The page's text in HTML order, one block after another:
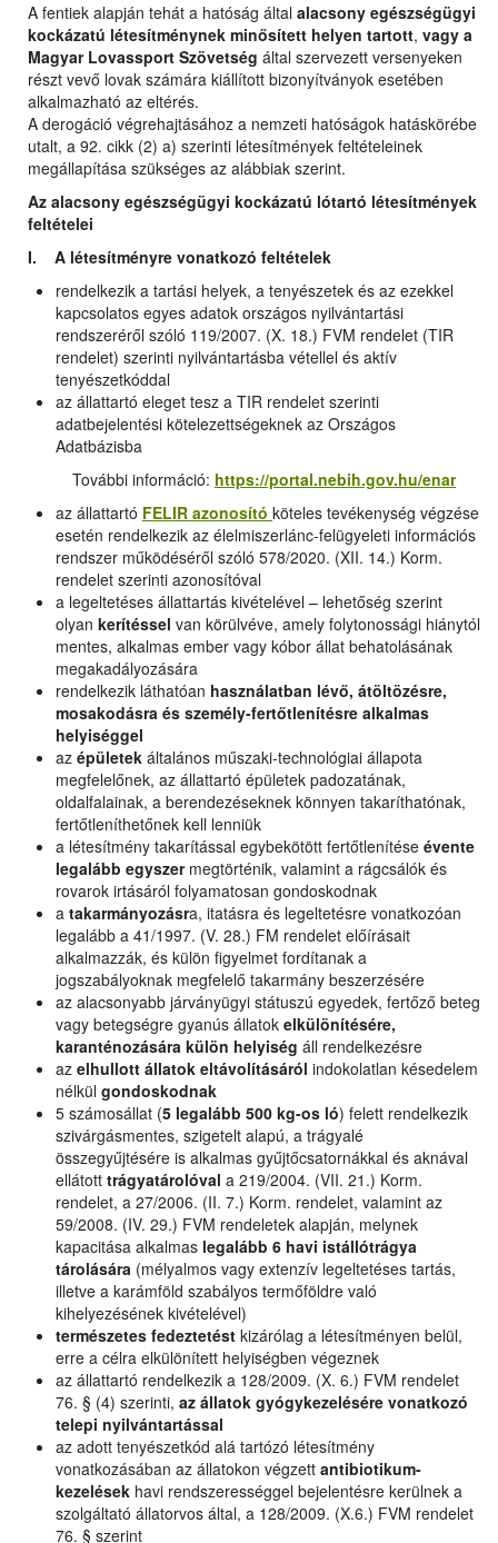
A fentiek alapján tehát a hatóság által alacsony egészségügyi
kockázatú létesítménynek minősített helyen tartott, vagy a
Magyar Lovassport Szövetség által szervezett versenyeken
részt vevő lovak számára kiállított bizonyítványok esetében
alkalmazható az eltérés.
A derogáció végrehajtásához a nemzeti hatóságok hatáskörébe
utalt, a 92. cikk (2) a) szerinti létesítmények feltételeinek
megállapítása szükséges az alábbiak szerint.
Az alacsony egészségügyi kockázatú lótartó létesítmények
feltételei
I. A létesítményre vonatkozó feltételek
rendelkezik a tartási helyek, a tenyészetek és az ezekkel
kapcsolatos egyes adatok országos nyilvántartási
rendszeréről szóló 119/2007. (X. 18.) FVM rendelet (TIR
rendelet) szerinti nyilvántartásba vétellel és aktív
tenyészetkóddal
az állattartó eleget tesz a TIR rendelet szerinti
adatbejelentési kötelezettségeknek az Országos
Adatbázisba
További információ: https://portal.nebih.gov.hu/enar
az állattartó FELIR azonosító köteles tevékenység végzése
esetén rendelkezik az élelmiszerlánc-felügyeleti információs
rendszer működéséről szóló 578/2020. (XII. 14.) Korm.
rendelet szerinti azonosítóval
a legeltetéses állattartás kivételével – lehetőség szerint
olyan kerítéssel van körülvéve, amely folytonossági hiánytól
mentes, alkalmas ember vagy kóbor állat behatolásának
megakadályozására
rendelkezik láthatóan használatban lévő, átöltözésre,
mosakodásra és személy-fertőtlenítésre alkalmas
helyiséggel
az épületek általános műszaki-technológiai állapota
megfelelőnek, az állattartó épületek padozatának,
oldalfalainak, a berendezéseknek könnyen takaríthatónak,
fertőtleníthetőnek kell lenniük
a létesítmény takarítással egybekötött fertőtlenítése évente
legalább egyszer megtörténik, valamint a rágcsálók és
rovarok irtásáról folyamatosan gondoskodnak
a takarmányozásra, itatásra és legeltetésre vonatkozóan
legalább a 41/1997. (V. 28.) FM rendelet előírásait
alkalmazzák, és külön figyelmet fordítanak a
jogszabályoknak megfelelő takarmány beszerzésére
az alacsonyabb járványügyi státuszú egyedek, fertőző beteg
vagy betegségre gyanús állatok elkülönítésére,
karanténozására külön helyiség áll rendelkezésre
az elhullott állatok eltávolításáról indokolatlan késedelem
nélkül gondoskodnak
5 számosállat (5 legalább 500 kg-os ló) felett rendelkezik
szivárgásmentes, szigetelt alapú, a trágyalé
összegyűjtésére is alkalmas gyűjtőcsatornákkal és aknával
ellátott trágyatárolóval a 219/2004. (VII. 21.) Korm.
rendelet, a 27/2006. (II. 7.) Korm. rendelet, valamint az
59/2008. (IV. 29.) FVM rendeletek alapján, melynek
kapacitása alkalmas legalább 6 havi istállótrágya
tárolására (mélyalmos vagy extenzív legeltetéses tartás,
illetve a karámföld szabályos termőföldre való
kihelyezésének kivételével)
természetes fedeztetést kizárólag a létesítményen belül,
erre a célra elkülönített helyiségben végeznek
az állattartó rendelkezik a 128/2009. (X. 6.) FVM rendelet
76. § (4) szerinti, az állatok gyógykezelésére vonatkozó
telepi nyilvántartással
az adott tenyészetkód alá tartózó létesítmény
vonatkozásában az állatokon végzett antibiotikum-
kezelések havi rendszerességgel bejelentésre kerülnek a
szolgáltató állatorvos által, a 128/2009. (X.6.) FVM rendelet
76. § szerint